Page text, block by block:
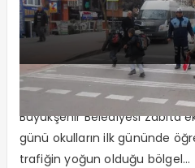
Büyükşehir Zabıta
Büyükşehir Belediyesi Zabıta
günü okulların ilk gününde
trafiğin yoğun olduğu bölgel...